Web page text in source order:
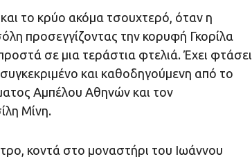
το κρύο ακόμα τσουχτερό, όταν η
προσεγγίζοντας την κορυφή Γκορίλα
σε μια τεράστια φτελιά. Έχει φτάσει
και καθοδηγούμενη από το
Αμπέλου Αθηνών και τον
Μίνη.
κοντά στο μοναστήρι του Ιωάννου